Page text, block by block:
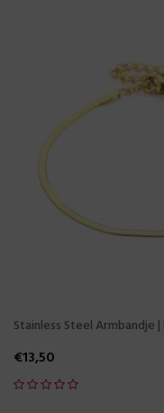
Stainless Steel Armbandje
€13,50